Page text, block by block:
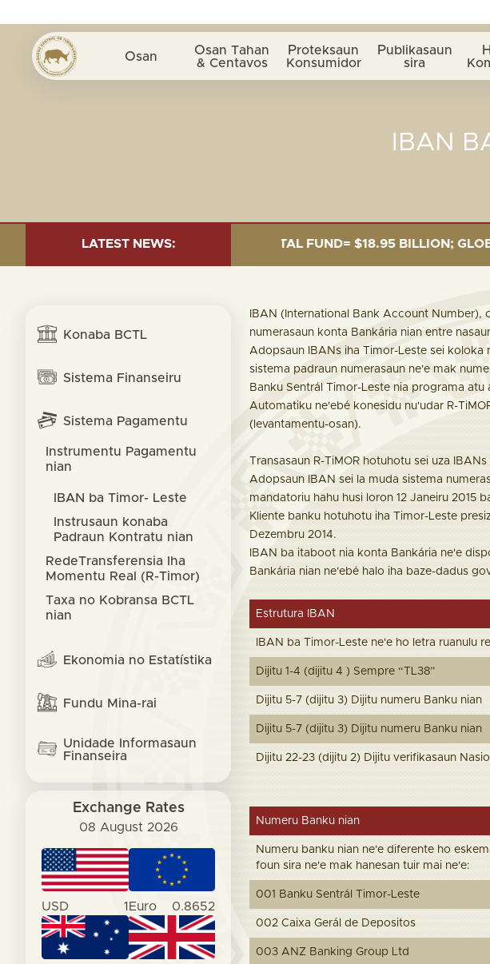
Osan Osan Tahan
& Centavos
Proteksaun
Konsumidor
Publikasaun
sira
Hanorin
IBAN
LATEST NEWS:
AS OF 30 SEP. 2025: TOTAL FUND= $18.95 BILLION; GLOBAL
Konaba BCTL
Sistema Finanseiru
Sistema Pagamentu
Instrumentu Pagamentu
nian
IBAN ba Timor- Leste
Instrusaun konaba
Padraun Kontratu nian
RedeTransferensia Iha
Momentu Real (R-Timor)
Taxa no Kobransa BCTL
nian
Ekonomia no Estatístika
Fundu Mina-rai
Unidade Informasaun
Finanseira
Exchange Rates
08 August 2026
USD 1 Euro 0.8652
IBAN (International Bank Account Number),
numerasaun konta Bankária nian entre
Adopsaun IBANs iha Timor-Leste sei koloka
sistema padraun numerasaun ne'e mak
Banku Sentrál Timor-Leste nia programa
Automatiku ne'ebé konesidu nu'udar R-
(levantamentu-osan).
Transasaun R-TiMOR hotuhotu sei uza
Adopsaun IBAN sei la muda sistema
mandatoriu hahu husi loron 12 Janeiru 2015
Kliente banku hotuhotu iha Timor-Leste
Dezembru 2014.
IBAN ba itaboot nia konta Bankária ne'e
Bankária nian ne'ebé halo iha baze-dadus
Estrutura IBAN
IBAN ba Timor-Leste ne'e ho letra ruanulu
Dijitu 1-4 (dijitu 4 ) Sempre “TL38”
Dijitu 5-7 (dijitu 3) Dijitu numeru Banku nian
Dijitu 5-7 (dijitu 3) Dijitu numeru Banku nian
Dijitu 22-23 (dijitu 2) Dijitu verifikasaun
Numeru Banku nian
Numeru banku nian ne'e diferente ho
foun sira ne'e mak hanesan tuir mai ne'e:
001 Banku Sentrál Timor-Leste
002 Caixa Gerál de Depositos
003 ANZ Banking Group Ltd